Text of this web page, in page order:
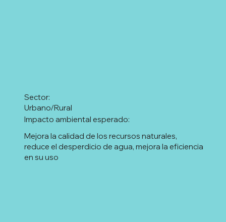
Urbano/Rural
Sector:
Mejora la calidad de los recursos naturales,
reduce el desperdicio de agua, mejora la eficiencia
en su uso
Impacto ambiental esperado: